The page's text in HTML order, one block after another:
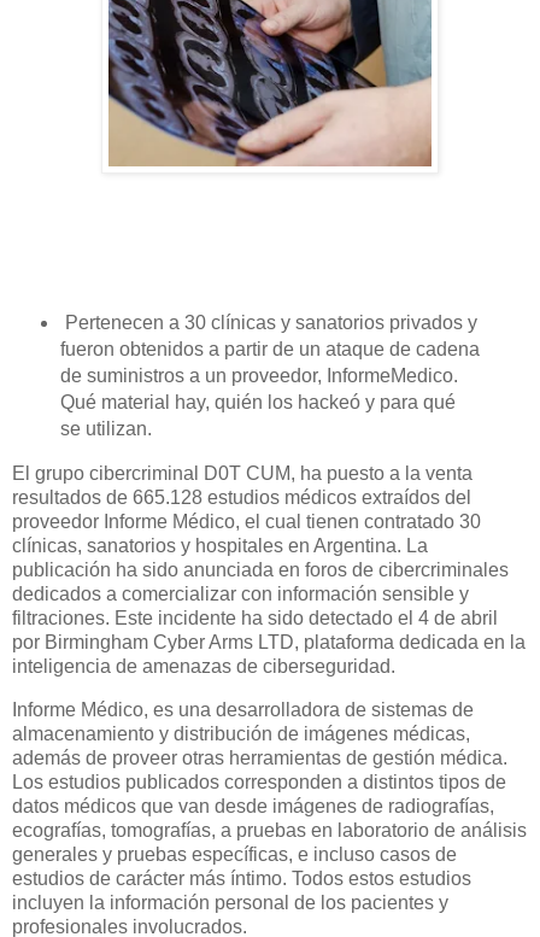
Pertenecen a 30 clínicas y sanatorios privados y
fueron obtenidos a partir de un ataque de cadena
de suministros a un proveedor, InformeMedico.
Qué material hay, quién los hackeó y para qué
se utilizan.
El grupo cibercriminal D0T CUM, ha puesto a la venta
resultados de 665.128 estudios médicos extraídos del
proveedor Informe Médico, el cual tienen contratado 30
clínicas, sanatorios y hospitales en Argentina. La
publicación ha sido anunciada en foros de cibercriminales
dedicados a comercializar con información sensible y
filtraciones. Este incidente ha sido detectado el 4 de abril
por Birmingham Cyber Arms LTD, plataforma dedicada en la
inteligencia de amenazas de ciberseguridad.
Informe Médico, es una desarrolladora de sistemas de
almacenamiento y distribución de imágenes médicas,
además de proveer otras herramientas de gestión médica.
Los estudios publicados corresponden a distintos tipos de
datos médicos que van desde imágenes de radiografías,
ecografías, tomografías, a pruebas en laboratorio de análisis
generales y pruebas específicas, e incluso casos de
estudios de carácter más íntimo. Todos estos estudios
incluyen la información personal de los pacientes y
profesionales involucrados.